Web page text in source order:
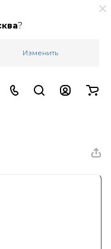
?
Изменить